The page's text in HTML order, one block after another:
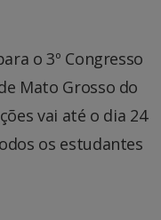
o 3º Congresso
Mato Grosso do
vai até o dia 24
os estudantes